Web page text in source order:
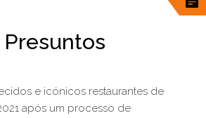
e icónicos restaurantes de
após um processo de